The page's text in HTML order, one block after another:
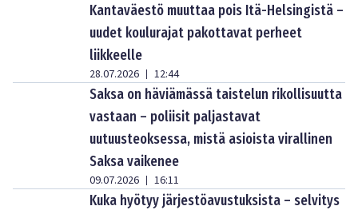
Kantaväestö muuttaa pois Itä-Helsingistä –
uudet koulurajat pakottavat perheet
liikkeelle
28.07.2026 | 12:44
Saksa on häviämässä taistelun rikollisuutta
vastaan – poliisit paljastavat
uutuusteoksessa, mistä asioista virallinen
Saksa vaikenee
09.07.2026 | 16:11
Kuka hyötyy järjestöavustuksista – selvitys